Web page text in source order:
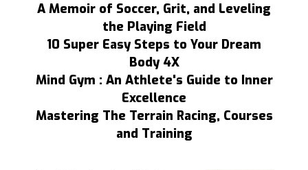
A Memoir of Soccer, Grit, and Leveling
the Playing Field
10 Super Easy Steps to Your Dream
Body 4X
Mind Gym : An Athlete's Guide to Inner
Excellence
Mastering The Terrain Racing, Courses
and Training